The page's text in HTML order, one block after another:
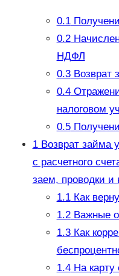
0.1
0.2
НДФЛ
0.3Возврат
0.4
налоговом
0.5
1Возврат займа
с расчетного
заем, проводки и
1.1Как
1.2Важные
1.3Как
1.4На карту